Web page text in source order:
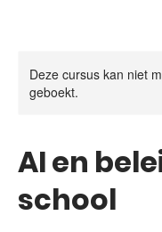
Deze cursus kan niet
geboekt.
AI en
school